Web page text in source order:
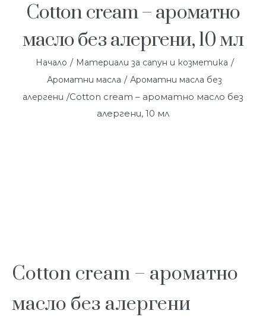
Cotton cream – ароматно
масло без алергени, 10 мл
Начало / Материали за сапун и козметика /
Ароматни масла / Ароматни масла без
алергени /Cotton cream – ароматно масло без
алергени, 10 мл
Cotton cream – ароматно
масло без алергени